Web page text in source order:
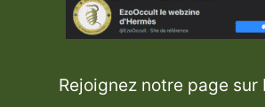
Rejoignez notre page sur